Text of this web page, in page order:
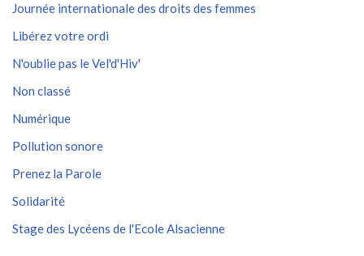
Journée internationale des droits des femmes
Libérez votre ordi
N'oublie pas le Vel'd'Hiv'
Non classé
Numérique
Pollution sonore
Prenez la Parole
Solidarité
Stage des Lycéens de l'Ecole Alsacienne